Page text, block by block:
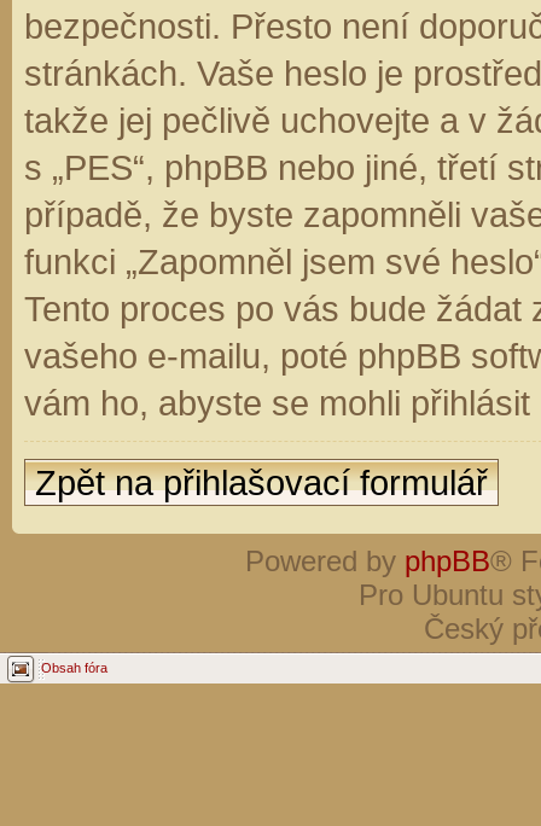
bezpečnosti. Přesto není
stránkách. Vaše heslo je
takže jej pečlivě uchovejte a v
s „PES“, phpBB nebo jiné, třetí
případě, že byste zapomněli
funkci „Zapomněl jsem své
Tento proces po vás bude
vašeho e-mailu, poté phpBB
vám ho, abyste se mohli
Zpět na přihlašovací formulář
Powered by phpBB®
Pro Ubuntu
Český
Obsah fóra